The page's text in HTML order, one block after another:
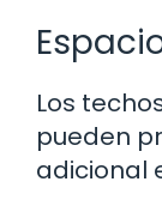
Los
pueden
adicional